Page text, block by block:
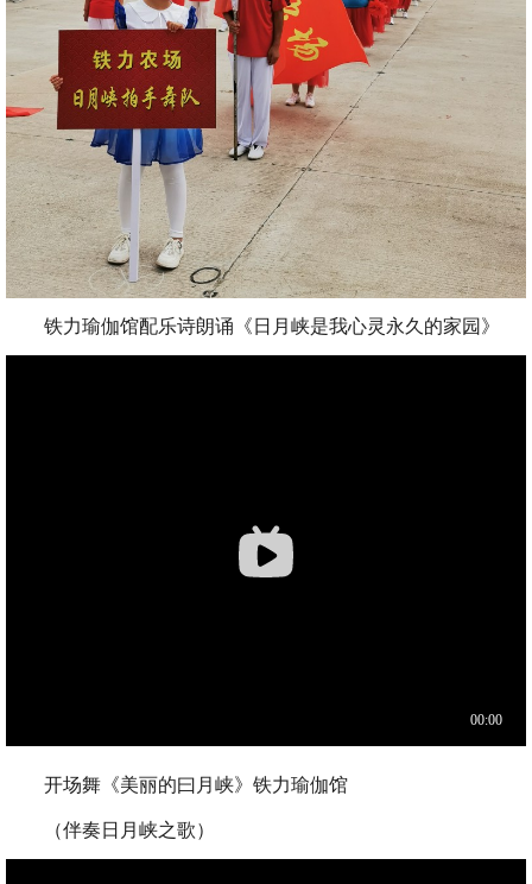
铁力瑜伽馆配乐诗朗诵《日月峡是我心灵永久的家园》
开场舞《美丽的曰月峡》铁力瑜伽馆
（伴奏日月峡之歌）